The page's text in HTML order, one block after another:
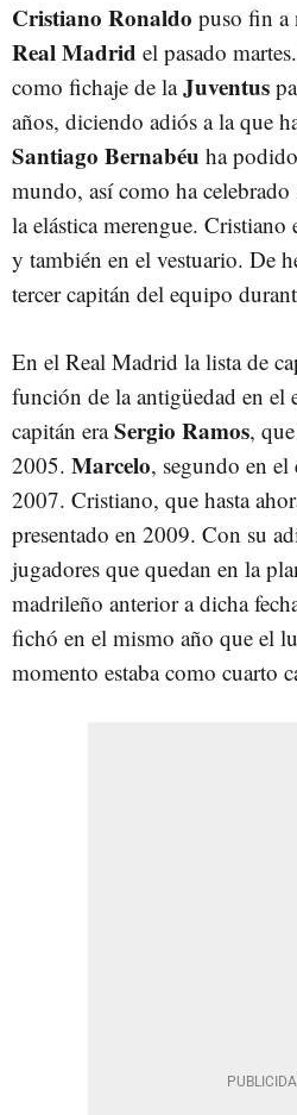
Cristiano Ronaldo puso fin a
Real Madrid el pasado
como fichaje de laJuventus
años, diciendo adiós a la que
Santiago Bernabéu ha
mundo, así como ha
la elástica merengue.
y también en el vestuario. De
tercer capitán del equipo
En el Real Madrid la lista de
función de la antigüedad en
capitán eraSergio Ramos,
2005. Marcelo, segundo en
2007. Cristiano, que hasta
presentado en 2009. Con su
jugadores que quedan en la
madrileño anterior a dicha
fichó en el mismo año que el
momento estaba como cuarto